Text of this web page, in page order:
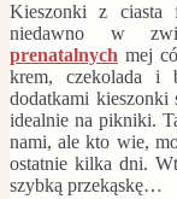
Kieszonki z ciasta
niedawno w
prenatalnych mej
krem, czekolada i
dodatkami kieszonki
idealnie na pikniki.
nami, ale kto wie,
ostatnie kilka dni.
szybką przekąskę…